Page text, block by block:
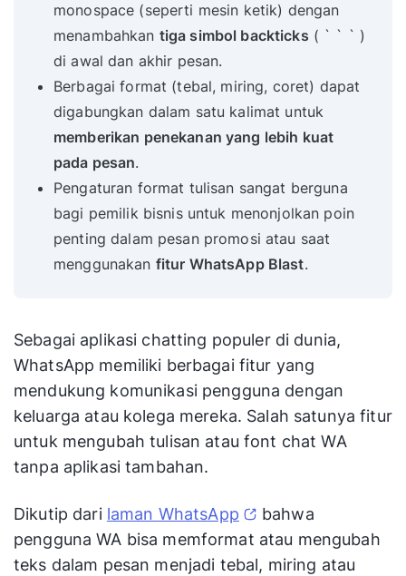
monospace (seperti mesin ketik) dengan
menambahkan tiga simbol backticks ( ` ` ` )
di awal dan akhir pesan.
Berbagai format (tebal, miring, coret) dapat
digabungkan dalam satu kalimat untuk
memberikan penekanan yang lebih kuat
pada pesan.
Pengaturan format tulisan sangat berguna
bagi pemilik bisnis untuk menonjolkan poin
penting dalam pesan promosi atau saat
menggunakan fitur WhatsApp Blast.
Sebagai aplikasi chatting populer di dunia,
WhatsApp memiliki berbagai fitur yang
mendukung komunikasi pengguna dengan
keluarga atau kolega mereka. Salah satunya fitur
untuk mengubah tulisan atau font chat WA
tanpa aplikasi tambahan.
Dikutip dari laman WhatsApp
bahwa
pengguna WA bisa memformat atau mengubah
teks dalam pesan menjadi tebal, miring atau